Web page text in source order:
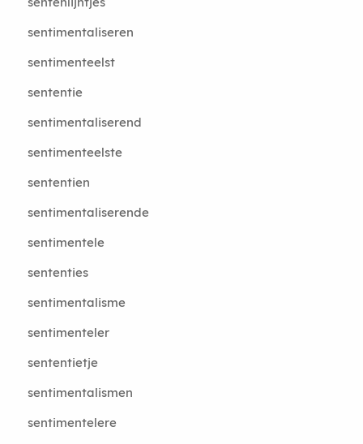
sentimentaliseren
sentimenteelst
sententie
sentimentaliserend
sentimenteelste
sententien
sentimentaliserende
sentimentele
sententies
sentimentalisme
sentimenteler
sententietje
sentimentalismen
sentimentelere